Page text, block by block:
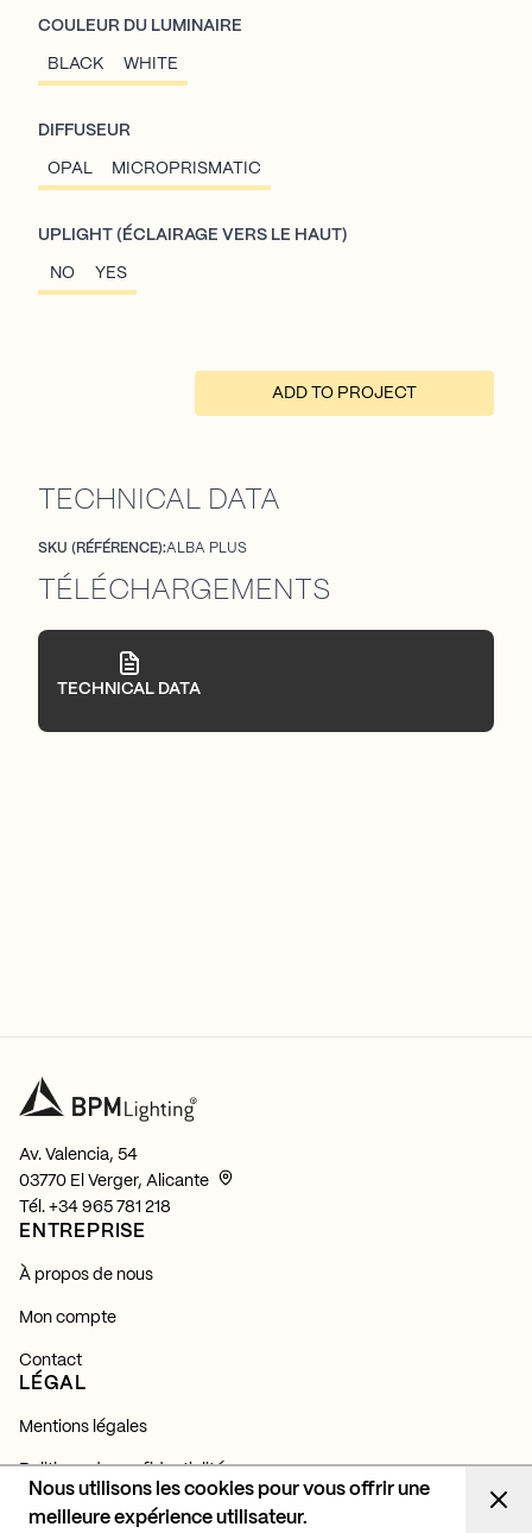
Nous utilisons les cookies pour vous offrir une
meilleure expérience utilisateur.
COULEUR DU LUMINAIRE
BLACK WHITE
DIFFUSEUR
OPAL MICROPRISMATIC
UPLIGHT (ÉCLAIRAGE VERS LE HAUT)
NO YES
ADD TO PROJECT
TECHNICAL DATA
SKU (RÉFÉRENCE):ALBA PLUS
TÉLÉCHARGEMENTS
TECHNICAL DATA
Av. Valencia, 54
03770 El Verger, Alicante
Tél. +34 965 781 218
ENTREPRISE
À propos de nous
Mon compte
Contact
LÉGAL
Mentions légales
Politique de confidentialité
Politique de cookies